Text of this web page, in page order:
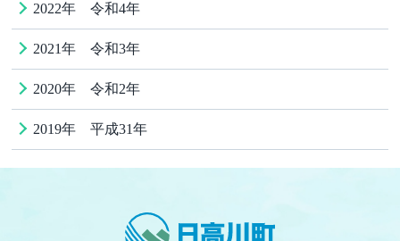
2022年 令和4年
2021年 令和3年
2020年 令和2年
2019年 平成31年